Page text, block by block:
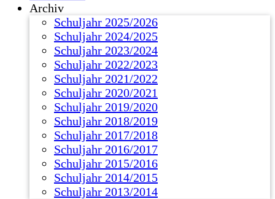
Archiv
Schuljahr 2025/2026
Schuljahr 2024/2025
Schuljahr 2023/2024
Schuljahr 2022/2023
Schuljahr 2021/2022
Schuljahr 2020/2021
Schuljahr 2019/2020
Schuljahr 2018/2019
Schuljahr 2017/2018
Schuljahr 2016/2017
Schuljahr 2015/2016
Schuljahr 2014/2015
Schuljahr 2013/2014